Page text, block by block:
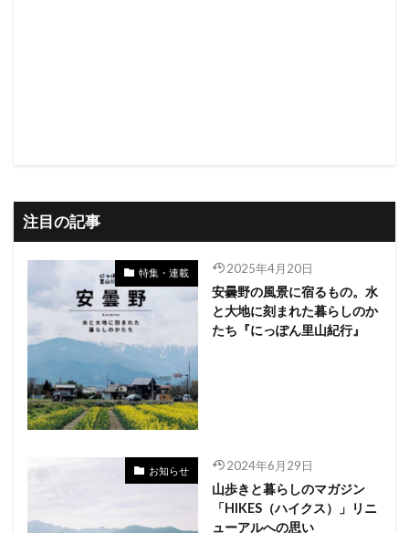
注目の記事
特集・連載 2025年4月20日
安曇野の風景に宿るもの。水
と大地に刻まれた暮らしのか
たち『にっぽん里山紀行』
お知らせ 2024年6月29日
山歩きと暮らしのマガジン
「HIKES（ハイクス）」リニ
ューアルへの思い